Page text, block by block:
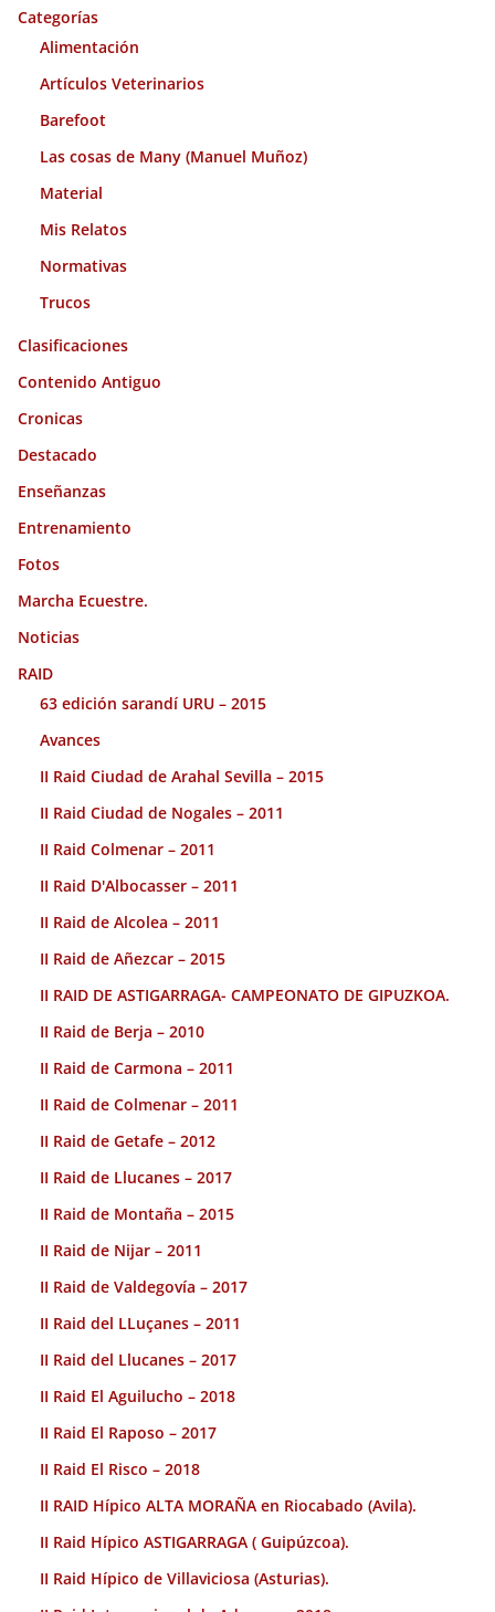
o
Categorías
Alimentación
Artículos Veterinarios
Barefoot
Las cosas de Many (Manuel Muñoz)
Material
Mis Relatos
Normativas
Trucos
Clasificaciones
Contenido Antiguo
Cronicas
Destacado
Enseñanzas
Entrenamiento
Fotos
Marcha Ecuestre.
Noticias
RAID
63 edición sarandí URU – 2015
Avances
II Raid Ciudad de Arahal Sevilla – 2015
II Raid Ciudad de Nogales – 2011
II Raid Colmenar – 2011
II Raid D'Albocasser – 2011
II Raid de Alcolea – 2011
II Raid de Añezcar – 2015
II RAID DE ASTIGARRAGA- CAMPEONATO DE GIPUZKOA.
II Raid de Berja – 2010
II Raid de Carmona – 2011
II Raid de Colmenar – 2011
II Raid de Getafe – 2012
II Raid de Llucanes – 2017
II Raid de Montaña – 2015
II Raid de Nijar – 2011
II Raid de Valdegovía – 2017
II Raid del LLuçanes – 2011
II Raid del Llucanes – 2017
II Raid El Aguilucho – 2018
II Raid El Raposo – 2017
II Raid El Risco – 2018
II RAID Hípico ALTA MORAÑA en Riocabado (Avila).
II Raid Hípico ASTIGARRAGA ( Guipúzcoa).
II Raid Hípico de Villaviciosa (Asturias).